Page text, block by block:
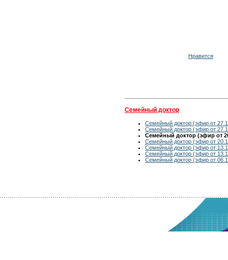
Нравится
Семейный доктор
Семейный доктор (эфир от
Семейный доктор (эфир от
Семейный доктор (эфир от
Семейный доктор (эфир от
Семейный доктор (эфир от
Семейный доктор (эфир от
Семейный доктор (эфир от